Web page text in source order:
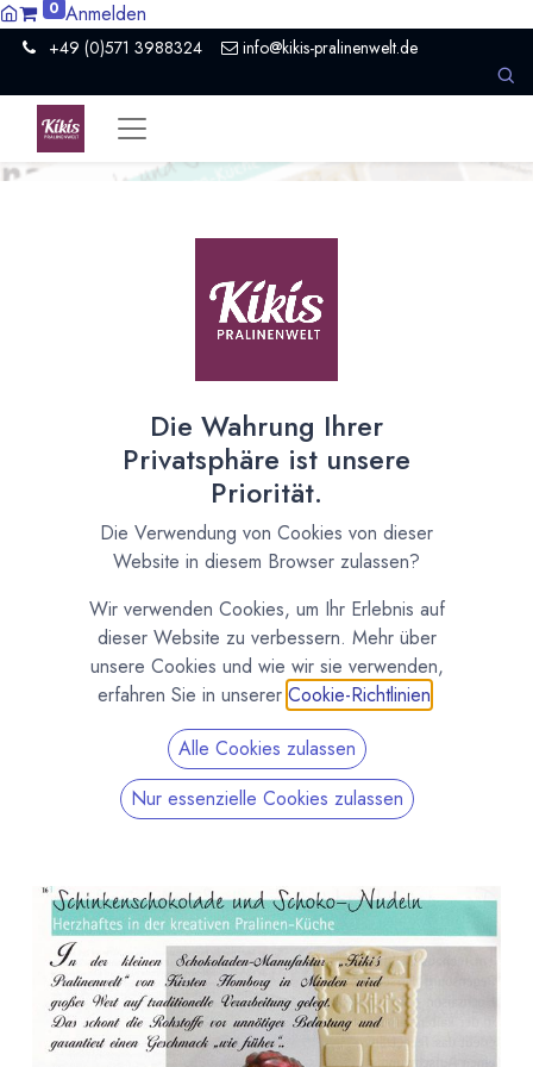
0 Anmelden
+49 (0)571 3988324 info@kikis-pralinenwelt.de
Kiki's
Pralinenwelt
in der Presse
Pralinen, Schokoladen und mich bislang geschrieben
hat.
Die Wahrung Ihrer
Privatsphäre ist unsere
Priorität.
Die Verwendung von Cookies von dieser
Website in diesem Browser zulassen?
Wir verwenden Cookies, um Ihr Erlebnis auf
dieser Website zu verbessern. Mehr über
unsere Cookies und wie wir sie verwenden,
erfahren Sie in unserer Cookie-Richtlinien
Alle Cookies zulassen
Nur essenzielle Cookies zulassen